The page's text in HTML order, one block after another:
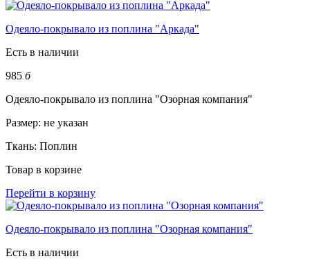
Одеяло-покрывало из поплина "Аркада"
Есть в наличии
985 б
Одеяло-покрывало из поплина "Озорная компания"
Размер: не указан
Ткань: Поплин
Товар в корзине
Перейти в корзину
Одеяло-покрывало из поплина "Озорная компания"
Есть в наличии